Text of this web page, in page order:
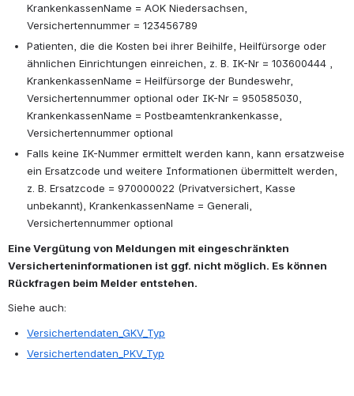
KrankenkassenName = AOK Niedersachsen,
Versichertennummer = 123456789
Patienten, die die Kosten bei ihrer Beihilfe, Heilfürsorge oder
ähnlichen Einrichtungen einreichen, z. B. IK-Nr = 103600444 ,
KrankenkassenName = Heilfürsorge der Bundeswehr,
Versichertennummer optional oder IK-Nr = 950585030,
KrankenkassenName = Postbeamtenkrankenkasse,
Versichertennummer optional
Falls keine IK-Nummer ermittelt werden kann, kann ersatzweise
ein Ersatzcode und weitere Informationen übermittelt werden,
z. B. Ersatzcode = 970000022 (Privatversichert, Kasse
unbekannt), KrankenkassenName = Generali,
Versichertennummer optional
Eine Vergütung von Meldungen mit eingeschränkten
Versicherteninformationen ist ggf. nicht möglich. Es können
Rückfragen beim Melder entstehen.
Siehe auch:
Versichertendaten_GKV_Typ
Versichertendaten_PKV_Typ